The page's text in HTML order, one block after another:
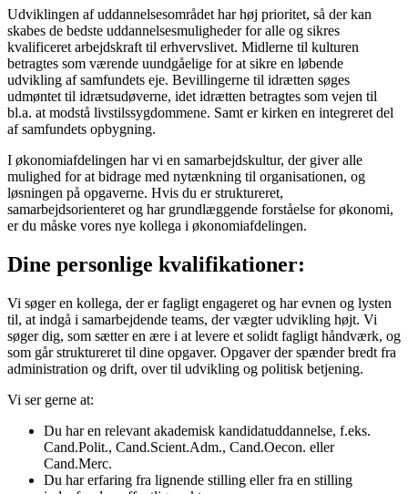
Udviklingen af uddannelsesområdet har høj prioritet, så der kan
skabes de bedste uddannelsesmuligheder for alle og sikres
kvalificeret arbejdskraft til erhvervslivet. Midlerne til kulturen
betragtes som værende uundgåelige for at sikre en løbende
udvikling af samfundets eje. Bevillingerne til idrætten søges
udmøntet til idrætsudøverne, idet idrætten betragtes som vejen til
bl.a. at modstå livstilssygdommene. Samt er kirken en integreret del
af samfundets opbygning.
I økonomiafdelingen har vi en samarbejdskultur, der giver alle
mulighed for at bidrage med nytænkning til organisationen, og
løsningen på opgaverne. Hvis du er struktureret,
samarbejdsorienteret og har grundlæggende forståelse for økonomi,
er du måske vores nye kollega i økonomiafdelingen.
Dine personlige kvalifikationer:
Vi søger en kollega, der er fagligt engageret og har evnen og lysten
til, at indgå i samarbejdende teams, der vægter udvikling højt. Vi
søger dig, som sætter en ære i at levere et solidt fagligt håndværk, og
som går struktureret til dine opgaver. Opgaver der spænder bredt fra
administration og drift, over til udvikling og politisk betjening.
Vi ser gerne at:
Du har en relevant akademisk kandidatuddannelse, f.eks.
Cand.Polit., Cand.Scient.Adm., Cand.Oecon. eller
Cand.Merc.
Du har erfaring fra lignende stilling eller fra en stilling